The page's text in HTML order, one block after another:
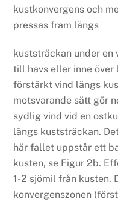
kustkonvergens och
pressas fram längs
kuststräckan under
till havs eller inne
förstärkt vind längs
motsvarande sätt gör
sydlig vind vid en
längs kuststräckan.
här fallet uppstår ett
kusten, se Figur 2b.
1-2 sjömil från kusten.
konvergenszonen